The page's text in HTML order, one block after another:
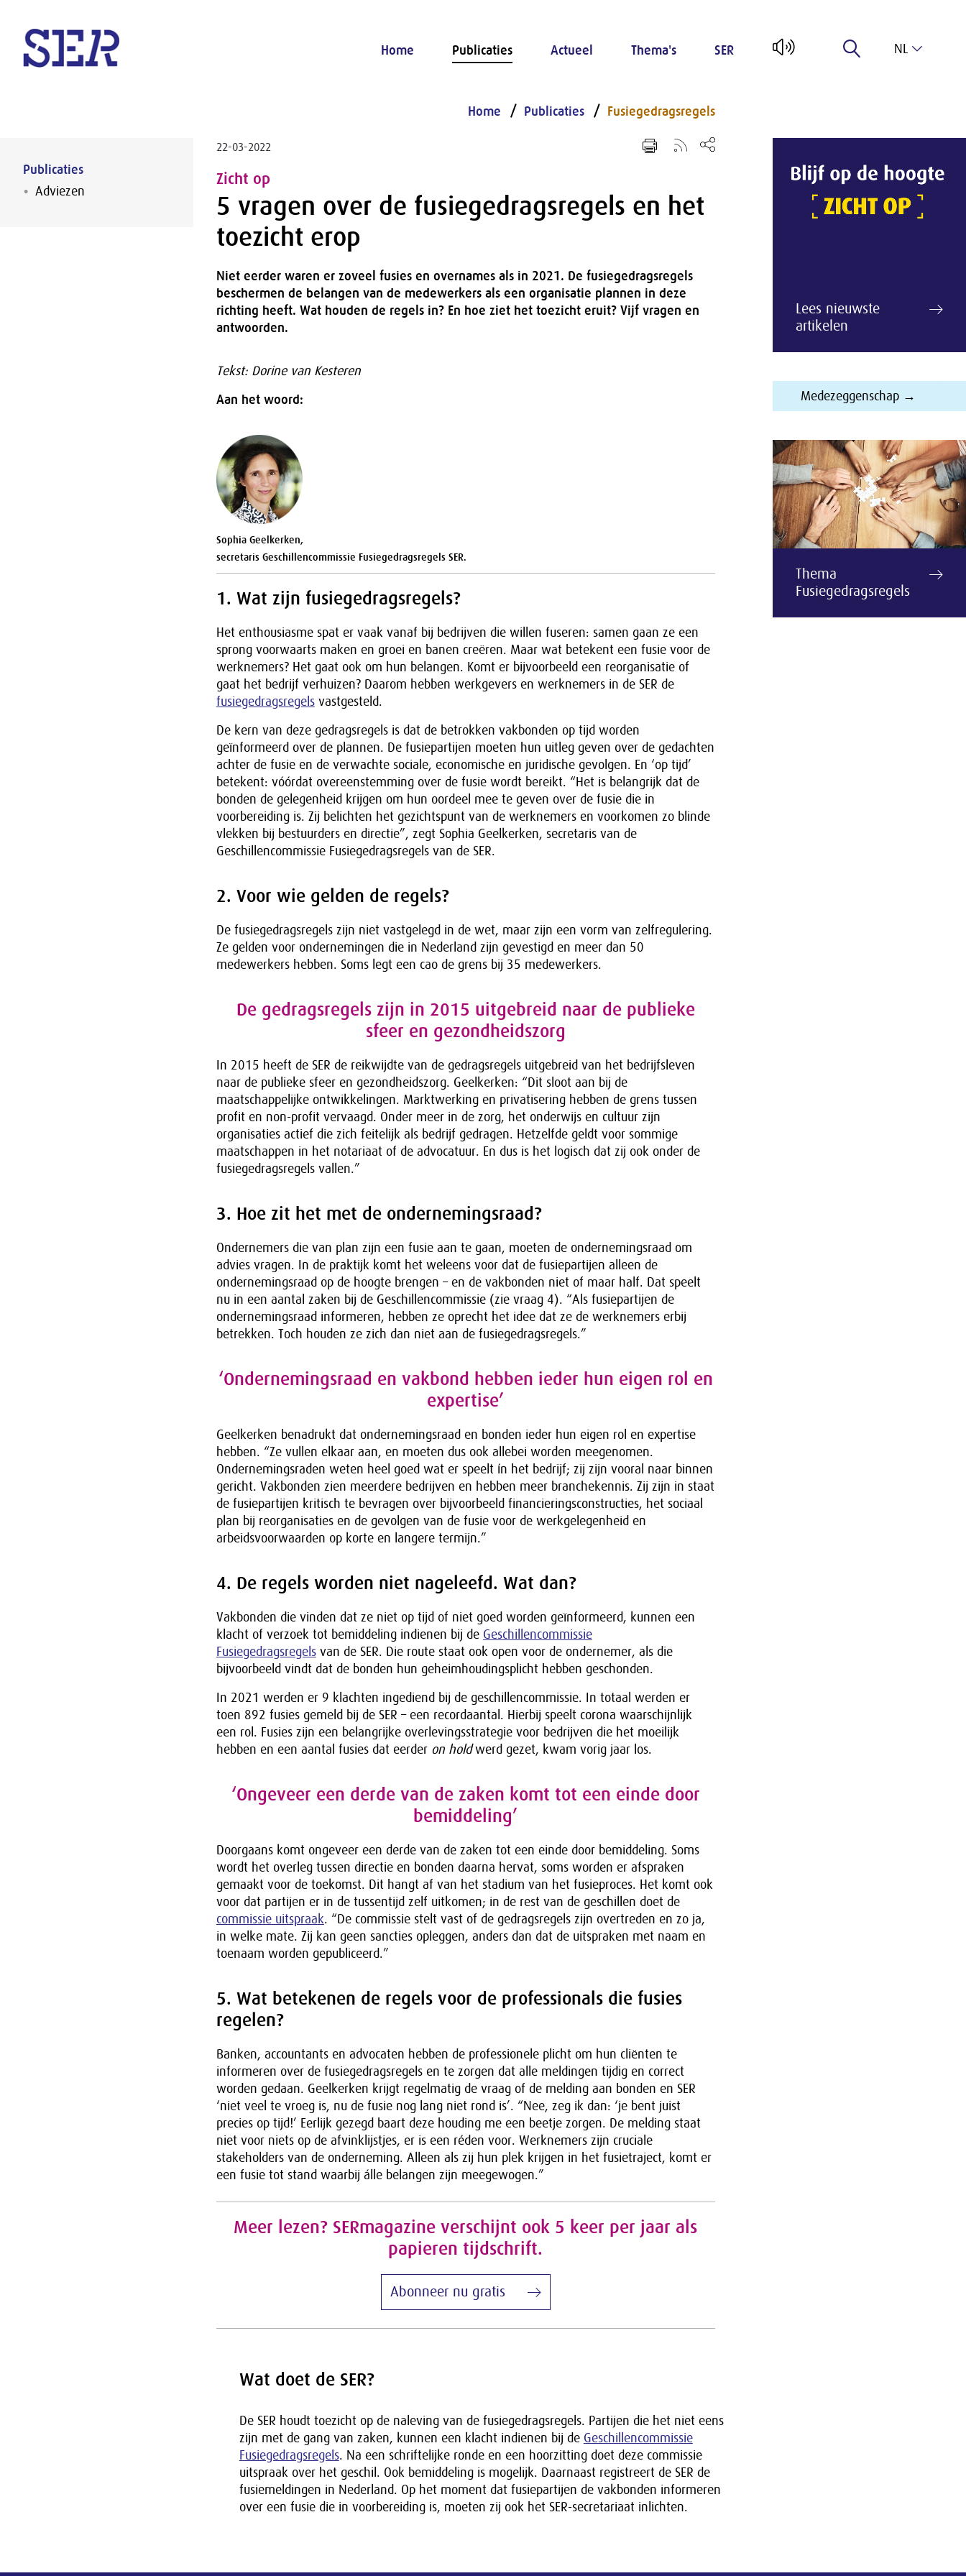
Home Publicaties Actueel Thema's SER NL
Publicaties
Adviezen
Home Publicaties Fusiegedragsregels
22-03-2022
Zicht op
5 vragen over de fusiegedragsregels en het
toezicht erop
Niet eerder waren er zoveel fusies en overnames als in 2021. De fusiegedragsregels
beschermen de belangen van de medewerkers als een organisatie plannen in deze
richting heeft. Wat houden de regels in? En hoe ziet het toezicht eruit? Vijf vragen en
antwoorden.
Tekst: Dorine van Kesteren
Aan het woord:
Sophia Geelkerken,
secretaris Geschillencommissie Fusiegedragsregels SER.
1. Wat zijn fusiegedragsregels?
Het enthousiasme spat er vaak vanaf bij bedrijven die willen fuseren: samen gaan ze een
sprong voorwaarts maken en groei en banen creëren. Maar wat betekent een fusie voor de
werknemers? Het gaat ook om hun belangen. Komt er bijvoorbeeld een reorganisatie of
gaat het bedrijf verhuizen? Daarom hebben werkgevers en werknemers in de SER de
fusiegedragsregelsvastgesteld.
De kern van deze gedragsregels is dat de betrokken vakbonden op tijd worden
geïnformeerd over de plannen. De fusiepartijen moeten hun uitleg geven over de gedachten
achter de fusie en de verwachte sociale, economische en juridische gevolgen. En ‘op tijd’
betekent: vóórdat overeenstemming over de fusie wordt bereikt. “Het is belangrijk dat de
bonden de gelegenheid krijgen om hun oordeel mee te geven over de fusie die in
voorbereiding is. Zij belichten het gezichtspunt van de werknemers en voorkomen zo blinde
vlekken bij bestuurders en directie”, zegt Sophia Geelkerken, secretaris van de
Geschillencommissie Fusiegedragsregels van de SER.
2. Voor wie gelden de regels?
De fusiegedragsregels zijn niet vastgelegd in de wet, maar zijn een vorm van zelfregulering.
Ze gelden voor ondernemingen die in Nederland zijn gevestigd en meer dan 50
medewerkers hebben. Soms legt een cao de grens bij 35 medewerkers.
De gedragsregels zijn in 2015 uitgebreid naar de publieke
sfeer en gezondheidszorg
In 2015 heeft de SER de reikwijdte van de gedragsregels uitgebreid van het bedrijfsleven
naar de publieke sfeer en gezondheidszorg. Geelkerken: “Dit sloot aan bij de
maatschappelijke ontwikkelingen. Marktwerking en privatisering hebben de grens tussen
profit en non-profit vervaagd. Onder meer in de zorg, het onderwijs en cultuur zijn
organisaties actief die zich feitelijk als bedrijf gedragen. Hetzelfde geldt voor sommige
maatschappen in het notariaat of de advocatuur. En dus is het logisch dat zij ook onder de
fusiegedragsregels vallen.”
3. Hoe zit het met de ondernemingsraad?
Ondernemers die van plan zijn een fusie aan te gaan, moeten de ondernemingsraad om
advies vragen. In de praktijk komt het weleens voor dat de fusiepartijen alleen de
ondernemingsraad op de hoogte brengen – en de vakbonden niet of maar half. Dat speelt
nu in een aantal zaken bij de Geschillencommissie (zie vraag 4). “Als fusiepartijen de
ondernemingsraad informeren, hebben ze oprecht het idee dat ze de werknemers erbij
betrekken. Toch houden ze zich dan niet aan de fusiegedragsregels.”
‘Ondernemingsraad en vakbond hebben ieder hun eigen rol en
expertise’
Geelkerken benadrukt dat ondernemingsraad en bonden ieder hun eigen rol en expertise
hebben. “Ze vullen elkaar aan, en moeten dus ook allebei worden meegenomen.
Ondernemingsraden weten heel goed wat er speelt ín het bedrijf; zij zijn vooral naar binnen
gericht. Vakbonden zien meerdere bedrijven en hebben meer branchekennis. Zij zijn in staat
de fusiepartijen kritisch te bevragen over bijvoorbeeld financieringsconstructies, het sociaal
plan bij reorganisaties en de gevolgen van de fusie voor de werkgelegenheid en
arbeidsvoorwaarden op korte en langere termijn.”
4. De regels worden niet nageleefd. Wat dan?
Vakbonden die vinden dat ze niet op tijd of niet goed worden geïnformeerd, kunnen een
klacht of verzoek tot bemiddeling indienen bij de Geschillencommissie
Fusiegedragsregelsvan de SER. Die route staat ook open voor de ondernemer, als die
bijvoorbeeld vindt dat de bonden hun geheimhoudingsplicht hebben geschonden.
In 2021 werden er 9 klachten ingediend bij de geschillencommissie. In totaal werden er
toen 892 fusies gemeld bij de SER – een recordaantal. Hierbij speelt corona waarschijnlijk
een rol. Fusies zijn een belangrijke overlevingsstrategie voor bedrijven die het moeilijk
hebben en een aantal fusies dat eerder on holdwerd gezet, kwam vorig jaar los.
‘Ongeveer een derde van de zaken komt tot een einde door
bemiddeling’
Doorgaans komt ongeveer een derde van de zaken tot een einde door bemiddeling. Soms
wordt het overleg tussen directie en bonden daarna hervat, soms worden er afspraken
gemaakt voor de toekomst. Dit hangt af van het stadium van het fusieproces. Het komt ook
voor dat partijen er in de tussentijd zelf uitkomen; in de rest van de geschillen doet de
commissie uitspraak. “De commissie stelt vast of de gedragsregels zijn overtreden en zo ja,
in welke mate. Zij kan geen sancties opleggen, anders dan dat de uitspraken met naam en
toenaam worden gepubliceerd.”
5. Wat betekenen de regels voor de professionals die fusies
regelen?
Banken, accountants en advocaten hebben de professionele plicht om hun cliënten te
informeren over de fusiegedragsregels en te zorgen dat alle meldingen tijdig en correct
worden gedaan. Geelkerken krijgt regelmatig de vraag of de melding aan bonden en SER
‘niet veel te vroeg is, nu de fusie nog lang niet rond is’. “Nee, zeg ik dan: ‘je bent juist
precies op tijd!’ Eerlijk gezegd baart deze houding me een beetje zorgen. De melding staat
niet voor niets op de afvinklijstjes, er is een réden voor. Werknemers zijn cruciale
stakeholders van de onderneming. Alleen als zij hun plek krijgen in het fusietraject, komt er
een fusie tot stand waarbij álle belangen zijn meegewogen.”
Meer lezen? SERmagazine verschijnt ook 5 keer per jaar als
papieren tijdschrift.
Abonneer nu gratis
Wat doet de SER?
De SER houdt toezicht op de naleving van de fusiegedragsregels. Partijen die het niet eens
zijn met de gang van zaken, kunnen een klacht indienen bij de Geschillencommissie
Fusiegedragsregels. Na een schriftelijke ronde en een hoorzitting doet deze commissie
uitspraak over het geschil. Ook bemiddeling is mogelijk. Daarnaast registreert de SER de
fusiemeldingen in Nederland. Op het moment dat fusiepartijen de vakbonden informeren
over een fusie die in voorbereiding is, moeten zij ook het SER-secretariaat inlichten.
Lees nieuwste
artikelen
Medezeggenschap →
Thema
Fusiegedragsregels